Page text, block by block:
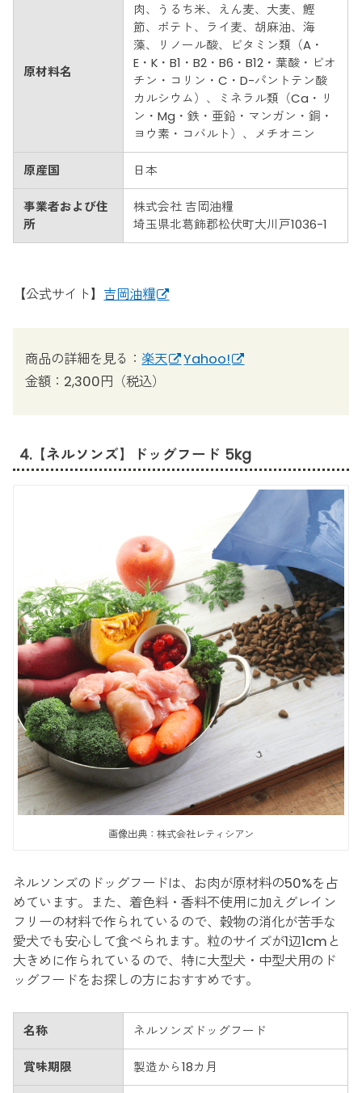
原材料名
肉、うるち米、えん麦、大麦、鰹
節、ポテト、ライ麦、胡麻油、海
藻、リノール酸、ビタミン類（A・
E・K・B1・B2・B6・B12・葉酸・ビオ
チン・コリン・C・D-パントテン酸
カルシウム）、ミネラル類（Ca・リ
ン・Mg・鉄・亜鉛・マンガン・銅・
ヨウ素・コバルト）、メチオニン
原産国 日本
事業者および住
所
株式会社 吉岡油糧
埼玉県北葛飾郡松伏町大川戸1036-1
【公式サイト】 吉岡油糧
商品の詳細を見る： 楽天
Yahoo!
金額：2,300円（税込）
4.【ネルソンズ】ドッグフード 5kg
画像出典：株式会社レティシアン
ネルソンズのドッグフードは、お肉が原材料の50%を占
めています。また、着色料・香料不使用に加えグレイン
フリーの材料で作られているので、穀物の消化が苦手な
愛犬でも安心して食べられます。粒のサイズが1辺1cmと
大きめに作られているので、特に大型犬・中型犬用のド
ッグフードをお探しの方におすすめです。
名称 ネルソンズドッグフード
賞味期限 製造から18カ月